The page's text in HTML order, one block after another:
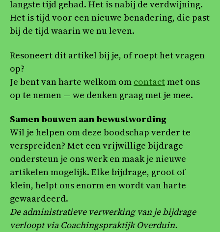
langste tijd gehad. Het is nabij de verdwijning.
Het is tijd voor een nieuwe benadering, die past
bij de tijd waarin we nu leven.
Resoneert dit artikel bij je, of roept het vragen
op?
Je bent van harte welkom om contactmet ons
op te nemen — we denken graag met je mee.
Samen bouwen aan bewustwording
Wil je helpen om deze boodschap verder te
verspreiden? Met een vrijwillige bijdrage
ondersteun je ons werk en maak je nieuwe
artikelen mogelijk. Elke bijdrage, groot of
klein, helpt ons enorm en wordt van harte
gewaardeerd.
De administratieve verwerking van je bijdrage
verloopt via Coachingspraktijk Overduin.